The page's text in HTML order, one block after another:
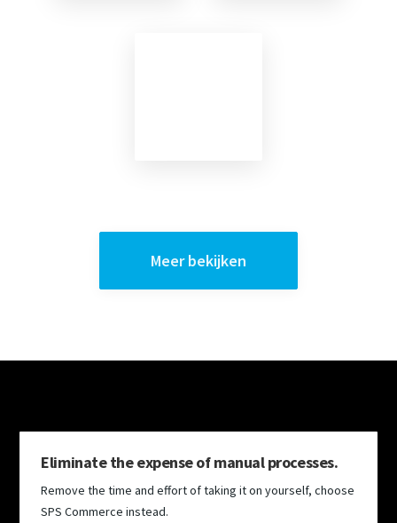
Meer bekijken
Eliminate the expense of manual processes.
Remove the time and effort of taking it on yourself, choose
SPS Commerce instead.